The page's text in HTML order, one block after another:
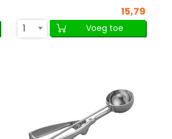
15,79
1
Voeg toe